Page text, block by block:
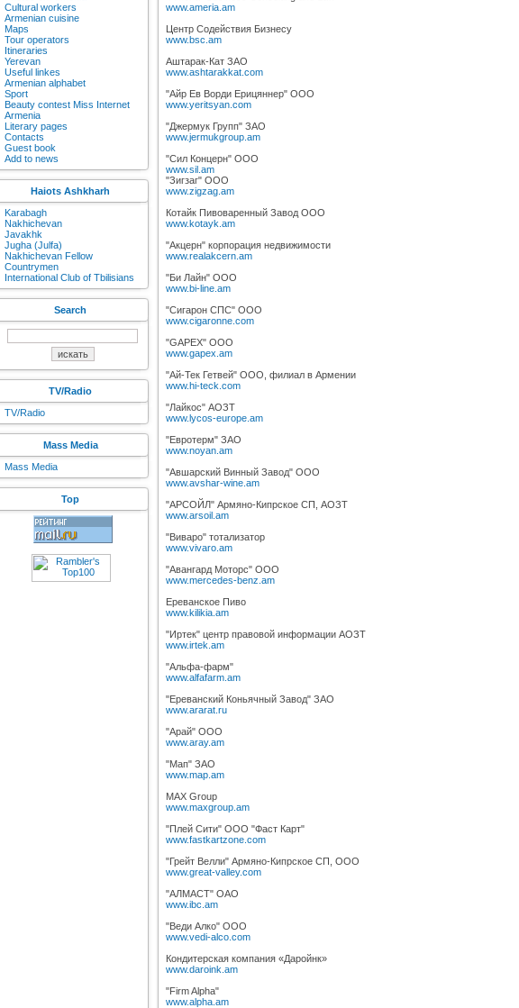
Cultural workers
Armenian cuisine
Maps
Tour operators
Itineraries
Yerevan
Useful linkes
Armenian alphabet
Sport
Beauty contest Miss Internet
Armenia
Literary pages
Contacts
Guest book
Add to news
Haiots Ashkharh
Karabagh
Nakhichevan
Javakhk
Jugha (Julfa)
Nakhichevan Fellow
Countrymen
International Club of Tbilisians
Search
TV/Radio
TV/Radio
Mass Media
Mass Media
Top
www.ameria.am
Центр Содействия Бизнесу
www.bsc.am
Аштарак-Кат ЗАО
www.ashtarakkat.com
"Айр Ев Ворди Ерицяннер" ООО
www.yeritsyan.com
"Джермук Групп" ЗАО
www.jermukgroup.am
"Сил Концерн" ООО
www.sil.am
"Зигзаг" ООО
www.zigzag.am
Котайк Пивоваренный Завод ООО
www.kotayk.am
"Акцерн" корпорация недвижимости
www.realakcern.am
"Би Лайн" ООО
www.bi-line.am
"Сигарон СПС" ООО
www.cigaronne.com
"GAPEX" ООО
www.gapex.am
"Ай-Тек Гетвей" ООО, филиал в Армении
www.hi-teck.com
"Лайкос" АОЗТ
www.lycos-europe.am
"Евротерм" ЗАО
www.noyan.am
"Авшарский Винный Завод" ООО
www.avshar-wine.am
"АРСОЙЛ" Армяно-Кипрское СП, АОЗТ
www.arsoil.am
"Виваро" тотализатор
www.vivaro.am
"Авангард Моторс" ООО
www.mercedes-benz.am
Ереванское Пиво
www.kilikia.am
"Иртек" центр правовой информации АОЗТ
www.irtek.am
"Альфа-фарм"
www.alfafarm.am
"Ереванский Коньячный Завод" ЗАО
www.ararat.ru
"Арай" ООО
www.aray.am
"Мап" ЗАО
www.map.am
MAX Group
www.maxgroup.am
"Плей Сити" ООО "Фаст Карт"
www.fastkartzone.com
"Грейт Велли" Армяно-Кипрское СП, ООО
www.great-valley.com
"АЛМАСТ" ОАО
www.ibc.am
"Веди Алко" ООО
www.vedi-alco.com
Кондитерская компания «Даройнк»
www.daroink.am
"Firm Alpha"
www.alpha.am